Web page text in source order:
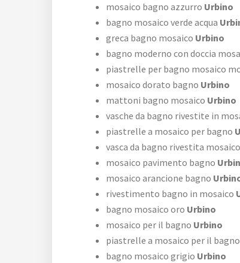
mosaico bagno azzurro Urbino
bagno mosaico verde acqua
greca bagno mosaico Urbino
bagno moderno con doccia
piastrelle per bagno mosaico
mosaico dorato bagno Urbino
mattoni bagno mosaico Urbino
vasche da bagno rivestite in
piastrelle a mosaico per bagno
vasca da bagno rivestita mosaico
mosaico pavimento bagno
mosaico arancione bagno
rivestimento bagno in mosaico
bagno mosaico oro Urbino
mosaico per il bagno Urbino
piastrelle a mosaico per il bagno
bagno mosaico grigio Urbino